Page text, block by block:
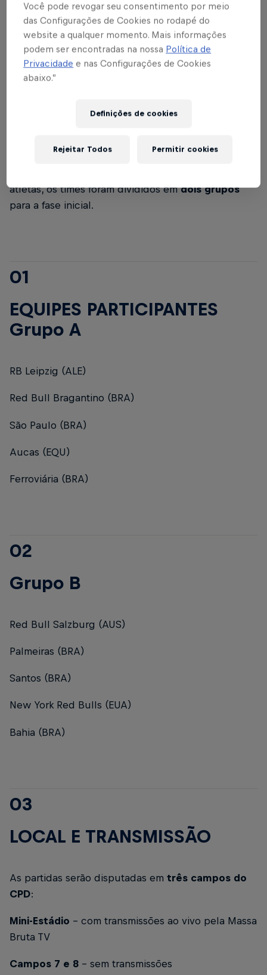
Texto: Cárila Covas
O Red Bull Bragantino apresenta aBull's Cup
torneio que promete revelar os talentos Sub-16 que
brilharão no futuro do futebol. A primeira edição
Performance e Desenvolvimento (CPD), em
competição.
atletas, os times foram divididos emdois grupos
para a fase inicial.
01
EQUIPES PARTICIPANTES
Grupo A
RB Leipzig (ALE)
Red Bull Bragantino (BRA)
São Paulo (BRA)
Aucas (EQU)
Ferroviária (BRA)
02
Grupo B
Red Bull Salzburg (AUS)
Palmeiras (BRA)
Santos (BRA)
New York Red Bulls (EUA)
Bahia (BRA)
03
LOCAL E TRANSMISSÃO
As partidas serão disputadas em três campos do
CPD:
Mini-Estádio - com transmissões ao vivo pela Massa
Bruta TV
Campos 7 e 8 - sem transmissões
Você pode revogar seu consentimento por meio
das Configurações de Cookies no rodapé do
website a qualquer momento. Mais informações
podem ser encontradas na nossa Política de
Privacidade e nas Configurações de Cookies
abaixo.”
Definições de cookies
Rejeitar Todos Permitir cookies